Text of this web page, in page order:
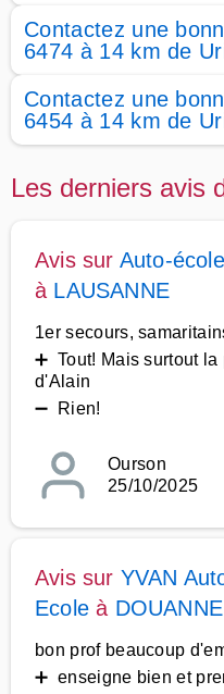
Contactez une
6474 à 14 km de
Contactez une
6454 à 14 km de
Les derniers avis
Avis sur Auto-
à LAUSANNE
1er secours,
➕ Tout! Mais surtout
d'Alain
➖ Rien!
Ourson
25/10/2025
Avis sur YVAN
Ecole à DOUANNE
bon prof beaucoup
➕ enseigne bien et